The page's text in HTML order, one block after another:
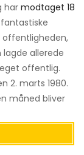
har modtaget 18
offentligheden,
lagde allerede
offentlig.
2. marts 1980.
måned bliver